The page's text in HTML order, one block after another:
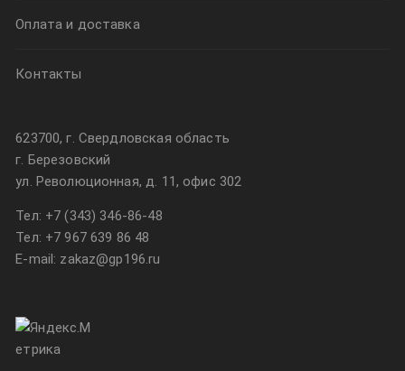
Оплата и доставка
Контакты
623700, г. Свердловская область
г. Березовский
ул. Революционная, д. 11, офис 302
Тел: +7 (343) 346-86-48
Тел: +7 967 639 86 48
E-mail: zakaz@gp196.ru